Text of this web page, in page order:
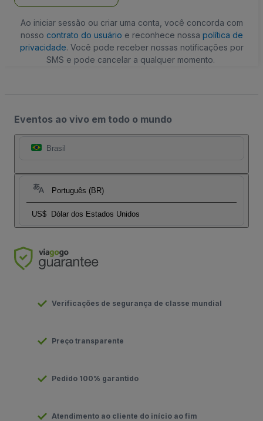
Ao iniciar sessão ou criar uma conta, você concorda com
nosso contrato do usuário e reconhece nossa política de
privacidade. Você pode receber nossas notificações por
SMS e pode cancelar a qualquer momento.
Eventos ao vivo em todo o mundo
Brasil
Português (BR)
US$ Dólar dos Estados Unidos
Verificações de segurança de classe mundial
Preço transparente
Pedido 100% garantido
Atendimento ao cliente do início ao fim